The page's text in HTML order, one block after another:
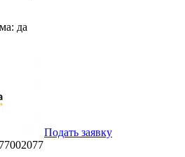
да
Подать заявку